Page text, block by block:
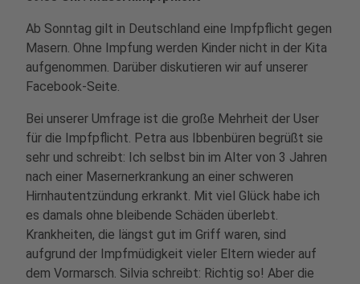
Ab Sonntag gilt in Deutschland eine Impfpflicht gegen
Masern. Ohne Impfung werden Kinder nicht in der Kita
aufgenommen. Darüber diskutieren wir auf unserer
Facebook-Seite.
Bei unserer Umfrage ist die große Mehrheit der User
für die Impfpflicht. Petra aus Ibbenbüren begrüßt sie
sehr und schreibt: Ich selbst bin im Alter von 3 Jahren
nach einer Masernerkrankung an einer schweren
Hirnhautentzündung erkrankt. Mit viel Glück habe ich
es damals ohne bleibende Schäden überlebt.
Krankheiten, die längst gut im Griff waren, sind
aufgrund der Impfmüdigkeit vieler Eltern wieder auf
dem Vormarsch. Silvia schreibt: Richtig so! Aber die